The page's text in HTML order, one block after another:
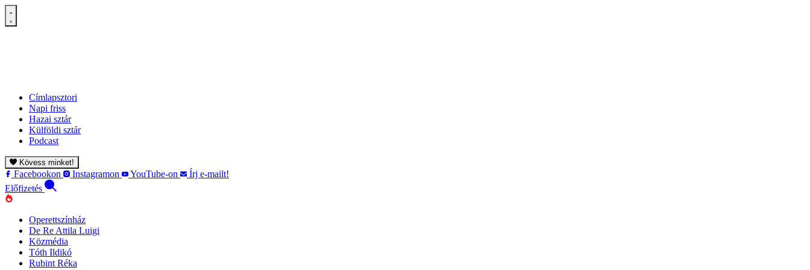
Címlapsztori
Napi friss
Hazai sztár
Külföldi sztár
Podcast
Kövess minket!
Facebookon Instagramon YouTube-on
Írj e-mailt!
Előfizetés
Operettszínház
De Re Attila Luigi
Közmédia
Tóth Ildikó
Rubint Réka